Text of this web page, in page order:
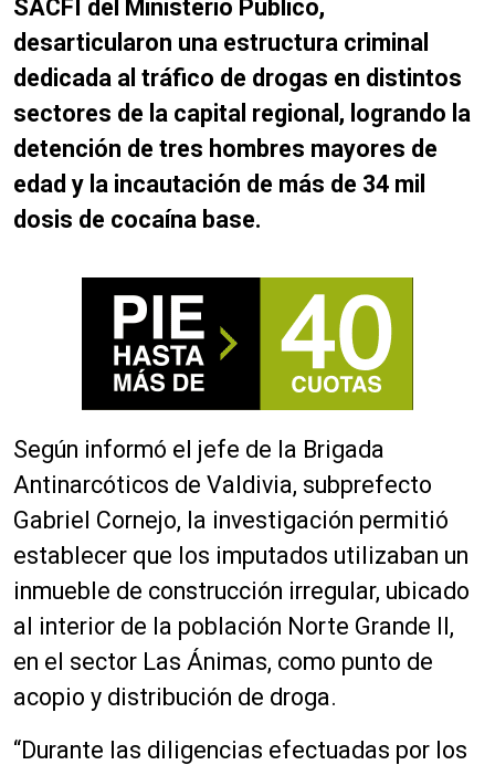
SACFI del Ministerio Público,
desarticularon una estructura criminal
dedicada al tráfico de drogas en distintos
sectores de la capital regional, logrando la
detención de tres hombres mayores de
edad y la incautación de más de 34 mil
dosis de cocaína base.
Según informó el jefe de la Brigada
Antinarcóticos de Valdivia, subprefecto
Gabriel Cornejo, la investigación permitió
establecer que los imputados utilizaban un
inmueble de construcción irregular, ubicado
al interior de la población Norte Grande II,
en el sector Las Ánimas, como punto de
acopio y distribución de droga.
“Durante las diligencias efectuadas por los